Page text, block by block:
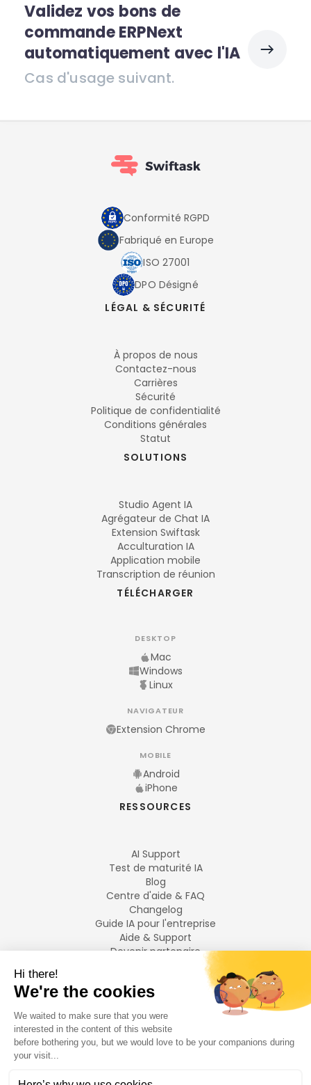
Validez vos bons de
commande ERPNext
automatiquement avec l'IA
Cas d'usage suivant.
Conformité RGPD
Fabriqué en Europe
ISO 27001
DPO Désigné
LÉGAL & SÉCURITÉ
À propos de nous
Contactez-nous
Carrières
Sécurité
Politique de confidentialité
Conditions générales
Statut
SOLUTIONS
Studio Agent IA
Agrégateur de Chat IA
Extension Swiftask
Acculturation IA
Application mobile
Transcription de réunion
TÉLÉCHARGER
DESKTOP
Mac
Windows
Linux
NAVIGATEUR
Extension Chrome
MOBILE
Android
iPhone
RESSOURCES
AI Support
Test de maturité IA
Blog
Centre d'aide & FAQ
Changelog
Guide IA pour l'entreprise
Aide & Support
Devenir partenaire
LANGUES
Français
English